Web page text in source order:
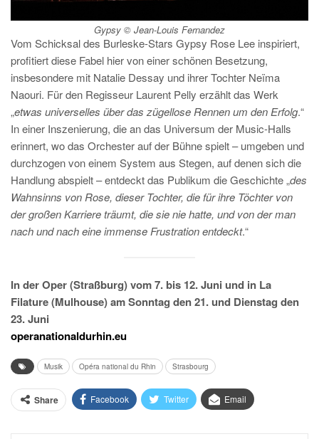
Gypsy © Jean-Louis Fernandez
Vom Schicksal des Burleske-Stars Gypsy Rose Lee inspiriert,
profitiert diese Fabel hier von einer schönen Besetzung,
insbesondere mit Natalie Dessay und ihrer Tochter Neïma
Naouri. Für den Regisseur Laurent Pelly erzählt das Werk
„etwas universelles über das zügellose Rennen um den Erfolg.“
In einer Inszenierung, die an das Universum der Music-Halls
erinnert, wo das Orchester auf der Bühne spielt – umgeben und
durchzogen von einem System aus Stegen, auf denen sich die
Handlung abspielt – entdeckt das Publikum die Geschichte „des
Wahnsinns von Rose, dieser Tochter, die für ihre Töchter von
der großen Karriere träumt, die sie nie hatte, und von der man
nach und nach eine immense Frustration entdeckt.“
In der Oper (Straßburg) vom 7. bis 12. Juni und in La
Filature (Mulhouse) am Sonntag den 21. und Dienstag den
23. Juni
operanationaldurhin.eu
Musik Opéra national du Rhin Strasbourg
Share Facebook Twitter Email